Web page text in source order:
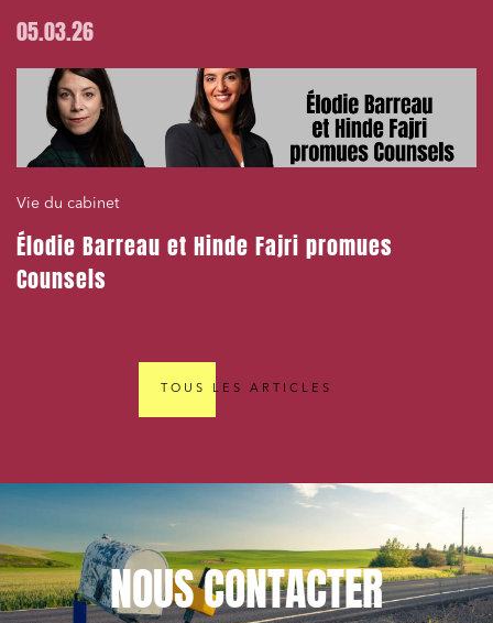
05.03.26
Vie du cabinet
Élodie Barreau et Hinde Fajri promues
Counsels
TOUS LES ARTICLES
NOUSCONTACTER